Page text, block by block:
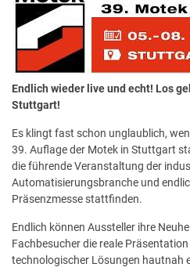
Endlich wieder live und echt! Los
Stuttgart!
Es klingt fast schon unglaublich,
39. Auflage der Motek in Stuttgart
die führende Veranstaltung der
Automatisierungsbranche und
Präsenzmesse stattfinden.
Endlich können Aussteller ihre
Fachbesucher die reale
technologischer Lösungen hautnah